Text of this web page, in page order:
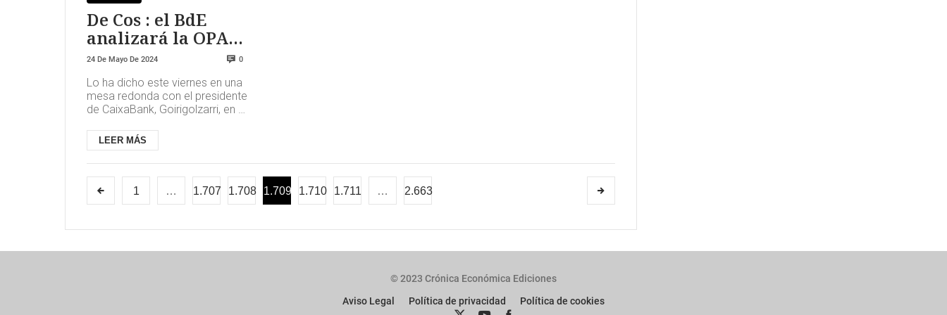
De Cos : el BdE
analizará la OPA
desde la
estabilidad
financiera
24 De Mayo De 2024 0
Lo ha dicho este viernes en una
mesa redonda con el presidente
de CaixaBank, Goirigolzarri, en el
d'Economia que se ...
LEER MÁS
1 … 1.707 1.708 1.709 1.710 1.711 … 2.663
© 2023 Crónica Económica Ediciones
Aviso Legal
Política de privacidad Política de cookies